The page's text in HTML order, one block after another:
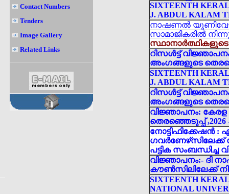
Contact Numbers
Tenders
Image Gallery
Related Links
SIXTEENTH
J. ABDUL KALAM
നാഷണൽ
സാമാജികരിൽ
സ്ഥാനാർത്ഥികളുടെ
റിസൾട്ട്
അംഗങ്ങളുടെ
SIXTEENTH
J. ABDUL KALAM
റിസൾട്ട്
അംഗങ്ങളുടെ
വിജ്ഞാപനം:
തെരഞ്ഞെടുപ്പ്
നോട്ടിഫിക്കേഷൻ
ഗവർണേഴ്‌സിലേക്ക്
പട്ടിക സംബന്ധിച്ച
വിജ്ഞാപനം:- ദി
കൗൺസിലിലേക്ക്
SIXTEENTH
NATIONAL